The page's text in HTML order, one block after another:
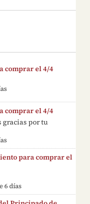
comprar el 4/4
comprar el 4/4
gracias por tu
para comprar el
6 días